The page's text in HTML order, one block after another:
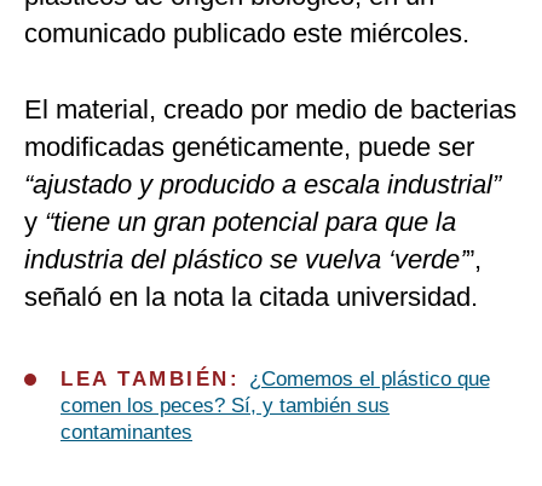
comunicado publicado este miércoles.
El material, creado por medio de bacterias
modificadas genéticamente, puede ser
“ajustado y producido a escala industrial”
y “tiene un gran potencial para que la
industria del plástico se vuelva ‘verde’”,
señaló en la nota la citada universidad.
LEA TAMBIÉN: ¿Comemos el plástico que
comen los peces? Sí, y también sus
contaminantes